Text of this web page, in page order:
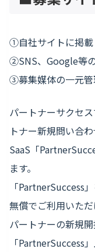
①自社サイトに掲載
②SNS、Google等
③募集媒体の一元
パートナーサクセ
トナー新規問い合
SaaS「
ます。
「PartnerSuccess
無償でご利用いただ
パートナーの新規
「PartnerSuccess